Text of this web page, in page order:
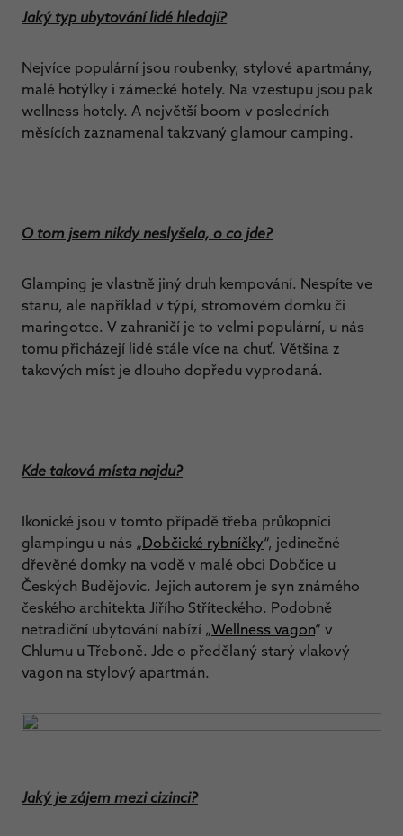
Jaký typ ubytování lidé hledají?
Nejvíce populární jsou roubenky, stylové apartmány,
malé hotýlky i zámecké hotely. Na vzestupu jsou pak
wellness hotely. A největší boom v posledních
měsících zaznamenal takzvaný glamour camping.
O tom jsem nikdy neslyšela, o co jde?
Glamping je vlastně jiný druh kempování. Nespíte ve
stanu, ale například v týpí, stromovém domku či
maringotce. V zahraničí je to velmi populární, u nás
tomu přicházejí lidé stále více na chuť. Většina z
takových míst je dlouho dopředu vyprodaná.
Kde taková místa najdu?
Ikonické jsou v tomto případě třeba průkopníci
glampingu u nás „Dobčické rybníčky“, jedinečné
dřevěné domky na vodě v malé obci Dobčice u
Českých Budějovic. Jejich autorem je syn známého
českého architekta Jiřího Stříteckého. Podobně
netradiční ubytování nabízí „Wellness vagon“ v
Chlumu u Třeboně. Jde o předělaný starý vlakový
vagon na stylový apartmán.
Jaký je zájem mezi cizinci?